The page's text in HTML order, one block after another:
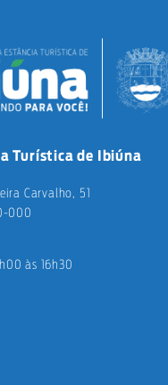
Turística de Ibiúna
Carvalho, 51
000
às 16h30